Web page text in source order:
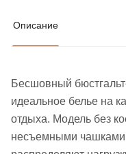
Описание
Бесшовный
идеальное белье на
отдыха. Модель без
несъемными